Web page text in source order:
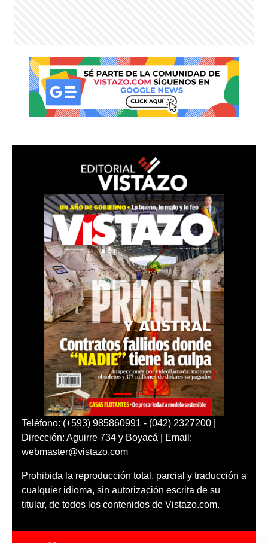
Teléfono: (+593) 985860991 - (042) 2327200 |
Dirección: Aguirre 734 y Boyacá | Email:
webmaster@vistazo.com
Prohibida la reproducción total, parcial y traducción a
cualquier idioma, sin autorización escrita de su
titular, de todos los contenidos de Vistazo.com.